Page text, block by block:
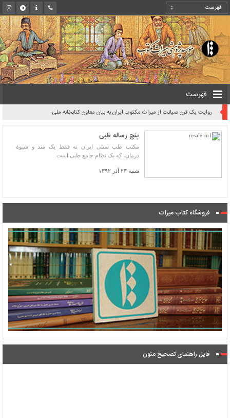
فهرست
روایت یک قرن صیانت از میراث مکتوب ایران به بیان معاون کتابخانه ملی
پنج رساله طبی
مکتب طب سنتی ایران نه فقط یک متد و شیوۀ
درمان، که یک نظام جامع طبی است
شنبه ۲۳ آذر ۱۳۹۲
فروشگاه کتاب میراث
فایل راهنمای تصحیح متون